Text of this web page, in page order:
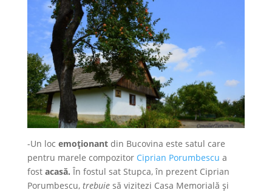
-Un loc emoționantdin Bucovina este satul care
pentru marele compozitor Ciprian Porumbescu a
fost acasă. În fostul sat Stupca, în prezent Ciprian
Porumbescu, trebuiesă vizitezi Casa Memorială și